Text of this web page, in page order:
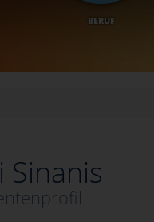
BERUF
Sinanis